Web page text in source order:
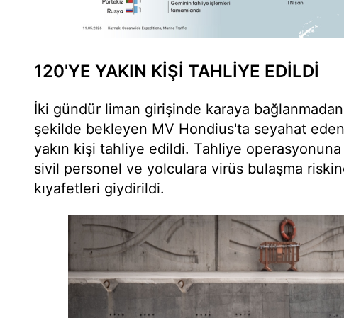
120'YE YAKIN KİŞİ TAHLİYE EDİLDİ
İki gündür liman girişinde karaya
şekilde bekleyen MV Hondius'ta seyahat
yakın kişi tahliye edildi. Tahliye operasyonuna
sivil personel ve yolculara virüs bulaşma
kıyafetleri giydirildi.